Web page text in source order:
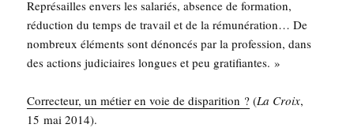
Repré­sailles envers les sala­riés, absence de for­ma­tion,
réduc­tion du temps de tra­vail et de la rému­né­ra­tion… De
nom­breux élé­ments sont dénon­cés par la pro­fes­sion, dans
des actions judi­ciaires longues et peu gratifiantes. »
Cor­rec­teur, un métier en voie de dis­pa­ri­tion ? (La Croix,
15 mai 2014).